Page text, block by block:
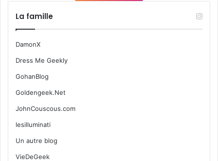
La famille
DamonX
Dress Me Geekly
GohanBlog
Goldengeek.Net
JohnCouscous.com
lesilluminati
Un autre blog
VieDeGeek